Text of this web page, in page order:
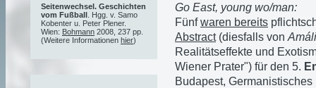
Go East, young wo/man:
Fünfwaren bereits
Abstract(diesfalls von
Realitätseffekte und
Wiener Prater") für den 5.
Budapest,
Seitenwechsel. Geschichten
vom Fußball . Hgg. v. Samo
Kobenter u. Peter Plener.
Wien: Bohmann 2008, 237 pp.
(Weitere Informationen hier)